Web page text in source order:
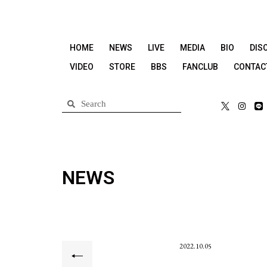
HOME NEWS LIVE MEDIA BIO
VIDEO
STORE BBS FANCLUB
NEWS
2022.10.05